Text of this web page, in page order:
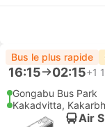
Bus le plus rapide
16:15 02:15+1
Gongabu Bus Park
Kakadvitta,
Air